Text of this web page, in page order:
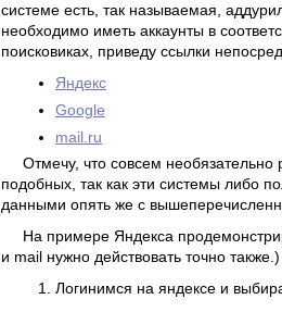
системе есть, так называемая,
необходимо иметь аккаунты в
поисковиках, приведу ссылки
Яндекс
Google
mail.ru
Отмечу, что совсем необязательно
подобных, так как эти системы либо
данными опять же с
На примере Яндекса
и mail нужно действовать точно также.)
Логинимся на яндексе и